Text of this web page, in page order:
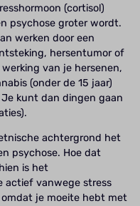
(cortisol)
psychose groter wordt.
werken door een
hersentumor of
van je hersenen,
(onder de 15 jaar)
kunt dan dingen gaan
achtergrond het
psychose. Hoe dat
is het
actief vanwege stress
je moeite hebt met